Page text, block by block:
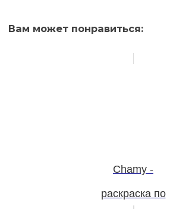
Вам может понравиться:
Chamy -
раскраска по